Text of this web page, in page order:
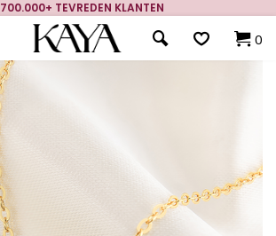
700.000+ TEVREDEN KLANTEN
0